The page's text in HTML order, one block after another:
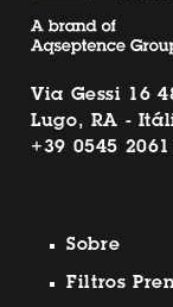
Via Gessi 16
Lugo, RA -
+39 0545
Sobre
Filtros